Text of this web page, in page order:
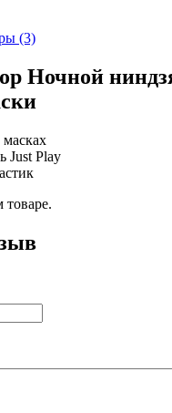
(3)
Ночной
Just Play
товаре.